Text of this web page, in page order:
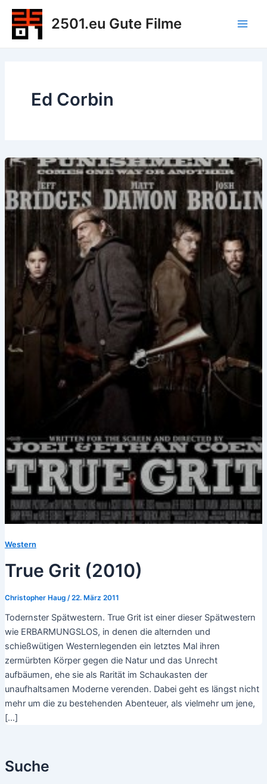
Zum
Inhalt
springen
2501.eu Gute Filme
Suche
Ed Corbin
Western
True Grit (2010)
Christopher Haug /22. März 2011
Todernster Spätwestern. True Grit ist einer dieser Spätwestern
wie ERBARMUNGSLOS, in denen die alternden und
schießwütigen Westernlegenden ein letztes Mal ihren
zermürbten Körper gegen die Natur und das Unrecht
aufbäumen, ehe sie als Rarität im Schaukasten der
unaufhaltsamen Moderne verenden. Dabei geht es längst nicht
mehr um die zu bestehenden Abenteuer, als vielmehr um jene,
[…]